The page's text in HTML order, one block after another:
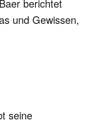
berichtet
und Gewissen,
seine